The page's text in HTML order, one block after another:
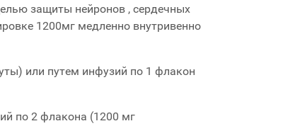
защиты нейронов , сердечных
1200мг медленно внутривенно
или путем инфузий по 1 флакон
по 2 флакона (1200 мг